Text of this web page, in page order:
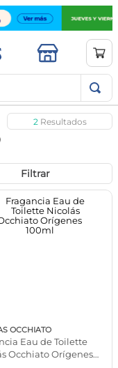
2
Filtrar
OCCHIATO
Eau de Toilette
Occhiato Orígenes